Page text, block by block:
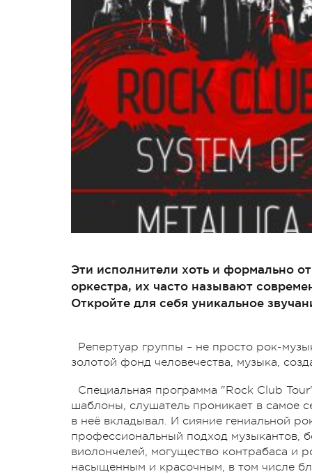
Эти исполнители хоть и формально
оркестра, их часто называют
Откройте для себя уникальное
Репертуар группы – не просто рок-
золотой фонд человечества, музыка,
Специальная программа "Rock Club
шаблоны, слушатель проникает в самое
в неё вкладывал. И сияние гениальной
профессиональный подход музыкантов,
виолончелей, могущество контрабаса и
насыщенным и красочным, в том числе